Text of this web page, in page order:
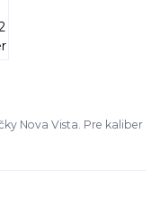
Nova Vista. Pre kaliber